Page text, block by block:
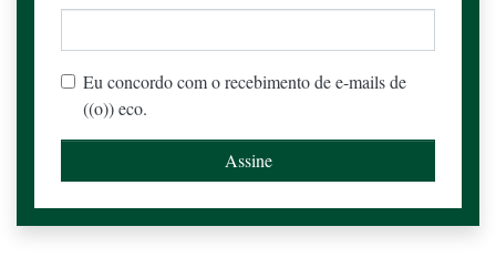
Eu concordo com o recebimento de e-mails de
((o)) eco.